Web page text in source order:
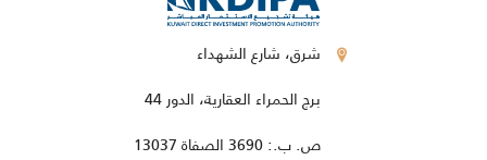
شرق، شارع الشهداء
برج الحمراء العقارية، الدور 44
ص. ب.: 3690 الصفاة 13037